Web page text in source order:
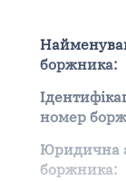
боржника:
номер
Юридична
боржника: